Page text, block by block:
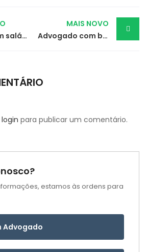
TST mantém salário de bancária, mãe de gêmeas autistas
MAIS NOVO
Advogado com burnout será indenizado por danos morais
login para publicar um comentário.
estamos às ordens para
Advogado